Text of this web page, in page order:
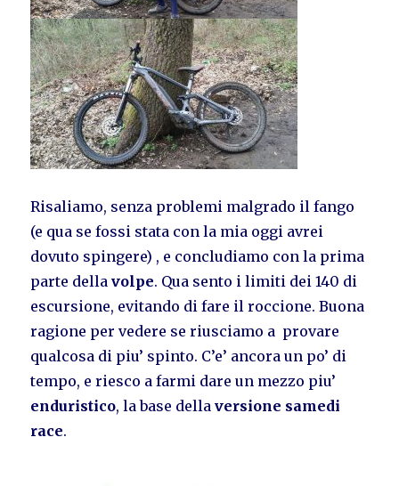
Risaliamo, senza problemi malgrado il fango
(e qua se fossi stata con la mia oggi avrei
dovuto spingere) , e concludiamo con la prima
parte dellavolpe. Qua sento i limiti dei 140 di
escursione, evitando di fare il roccione. Buona
ragione per vedere se riusciamo a provare
qualcosa di piu’ spinto. C’e’ ancora un po’ di
tempo, e riesco a farmi dare un mezzo piu’
enduristico, la base dellaversione samedi
race.